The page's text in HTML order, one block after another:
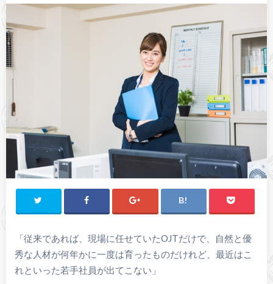
「従来であれば、現場に任せていたOJTだけで、自然と優
秀な人材が何年かに一度は育ったものだけれど、最近はこ
れといった若手社員が出てこない」